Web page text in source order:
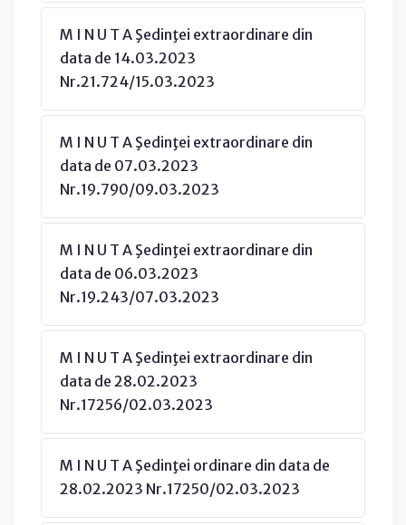
M I N U T A Şedinţei extraordinare din
data de 14.03.2023
Nr.21.724/15.03.2023
M I N U T A Şedinţei extraordinare din
data de 07.03.2023
Nr.19.790/09.03.2023
M I N U T A Şedinţei extraordinare din
data de 06.03.2023
Nr.19.243/07.03.2023
M I N U T A Şedinţei extraordinare din
data de 28.02.2023
Nr.17256/02.03.2023
M I N U T A Şedinţei ordinare din data de
28.02.2023 Nr.17250/02.03.2023